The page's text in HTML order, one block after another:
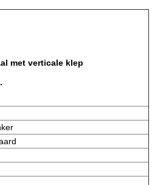
met verticale klep